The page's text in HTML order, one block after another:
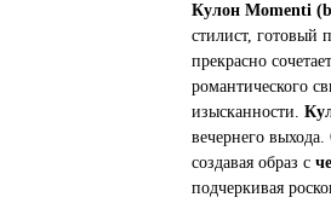
Кулон Momenti
стилист, готовый
прекрасно
романтического
изысканности.
вечернего
создавая образ с
подчеркивая